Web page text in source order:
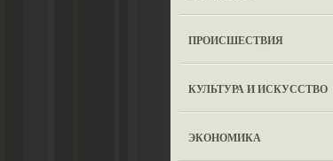
ПРОИСШЕСТВИЯ
КУЛЬТУРА И ИСКУССТВО
ЭКОНОМИКА